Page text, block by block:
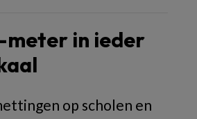
meter in ieder
op scholen en